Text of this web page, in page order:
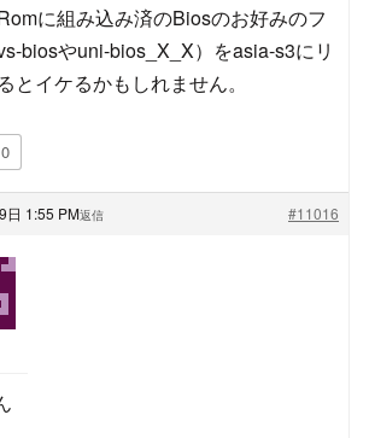
に組み込み済のBiosのお好みのフ
biosやuni-bios_X_X）をasia-s3にリ
とイケるかもしれません。
0
日 1:55 PM #11016
返信